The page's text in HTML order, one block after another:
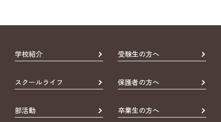
学校紹介 受験生の方へ
スクールライフ 保護者の方へ
部活動 卒業生の方へ